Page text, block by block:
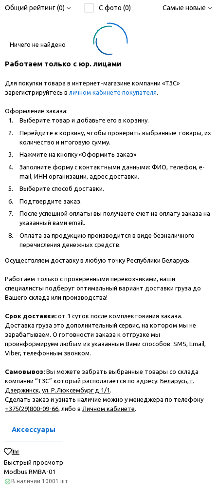
Общий рейтинг (0) С фото (0) Самые новые
Ничего не найдено
Работаем только с юр. лицами
Для покупки товара в интернет-магазине компании «ТЗС»
зарегистрируйтесь в личном кабинете покупателя.
Оформление заказа:
Выберите товар и добавьте его в корзину.
Перейдите в корзину, чтобы проверить выбранные товары, их
количество и итоговую сумму.
Нажмите на кнопку «Оформить заказ»
Заполните форму с контактными данными: ФИО, телефон, e-
mail, ИНН организации, адрес доставки.
Выберите способ доставки.
Подтвердите заказ.
После успешной оплаты вы получаете счет на оплату заказа на
указанный вами email.
Оплата за продукцию производится в виде безналичного
перечисления денежных средств.
Осуществляем доставку в любую точку Республики Беларусь.
Работаем только с проверенными перевозчиками, наши
специалисты подберут оптимальный вариант доставки груза до
Вашего склада или производства!
Срок доставки: от 1 суток после комплектования заказа.
Доставка груза это дополнительный сервис, на котором мы не
зарабатываем. О готовности заказа к отгрузке мы
проинформируем любым из указанным Вами способов: SMS, Email,
Viber, телефонным звонком.
Самовывоз: Вы можете забрать выбранные товары со склада
компании “ТЗС” который располагается по адресу: Беларусь, г.
Дзержинск, ул. Р.Люксембург д.1/1 .
Сделать заказ и узнать наличие можно у менеджера по телефону
+375(29)800-09-66, либо в Личном кабинете.
Аксессуары
Быстрый просмотр
Modbus RMBA-01
В наличии 10001 шт